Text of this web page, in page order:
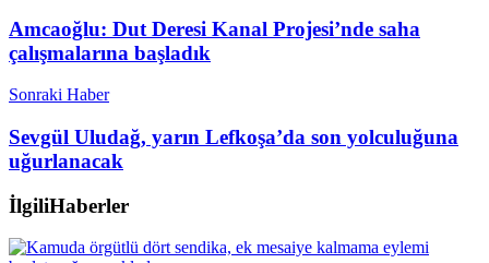
Amcaoğlu: Dut Deresi Kanal Projesi’nde saha
çalışmalarına başladık
Sonraki Haber
Sevgül Uludağ, yarın Lefkoşa’da son yolculuğuna
uğurlanacak
İlgiliHaberler